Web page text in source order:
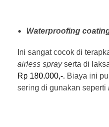
Waterproofing
Ini sangat cocok di
airless sprayserta di
Rp 180.000,-. Biaya ini
sering di gunakan seperti